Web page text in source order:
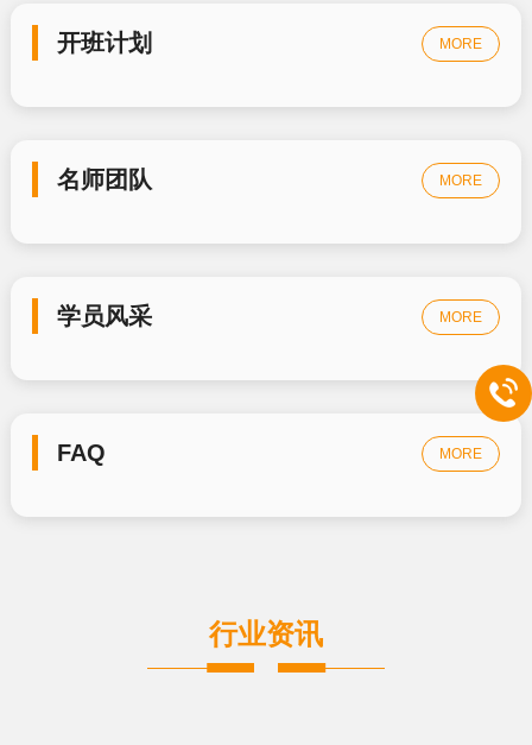
开班计划 MORE
名师团队 MORE
学员风采 MORE
FAQ MORE
行业资讯